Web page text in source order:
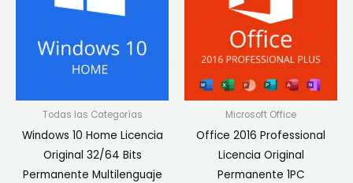
Todas las Categorías
Windows 10 Home Licencia
Original 32/64 Bits
Permanente Multilenguaje
Microsoft Office
Office 2016 Professional
Licencia Original
Permanente 1PC